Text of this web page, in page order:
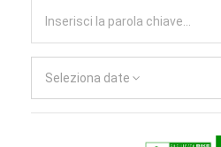
Seleziona date